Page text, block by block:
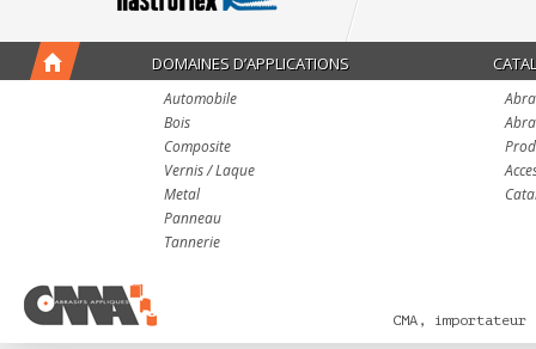
DOMAINES D’APPLICATIONS
Automobile
Bois
Composite
Vernis / Laque
Metal
Panneau
Tannerie
CMA,